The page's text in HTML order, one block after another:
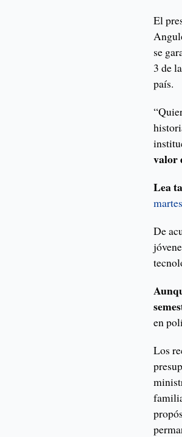
El
se
3 de
país.
valor
Lea
martes
De
en
Los